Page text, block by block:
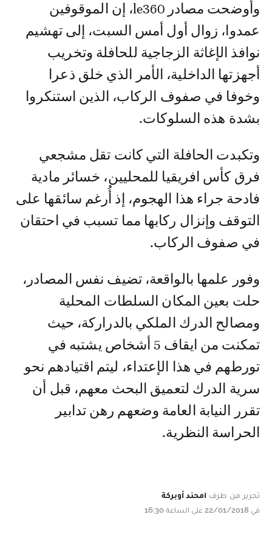
وأوضحت مصادر le360، إن الموقوفين
عمدوا، زوال أول أمس السبت، إلى تهشيم
نوافذ الإغاثة الزجاجية للحافلة وتخريب
أجهزتها الداخلية، الأمر الذي خلق ذعرا
وخوفا في صفوف الركاب، الذين استنكروا
بشدة هذه السلوكات.
وتكبدت الحافلة التي كانت تقل مشجعي
فرق كأس افريقيا للمحليين، خسائر مادية
فادحة جراء هذا الهجوم، إذ أُرغم سائقها على
التوقف وإنزال ركابها مما تسبب في احتقان
في صفوف الركاب.
وفور علمها بالواقعة، تضيف نفس المصادر،
حلت بعين المكان السلطات المحلية
ومصالح الدرك الملكي بالدراركة، حيث
تمكنت من ايقاف 5 أشخاص يشتبه في
تورطهم في هذا الإعتداء، ليتم اقتيادهم نحو
سرية الدرك لتعميق البحث معهم، قبل أن
تقرر النيابة العامة وضعهم رهن تدابير
الحراسة النظرية.
تحرير من طرف امحند أوبركة
في 22/01/2018 على الساعة 16:30